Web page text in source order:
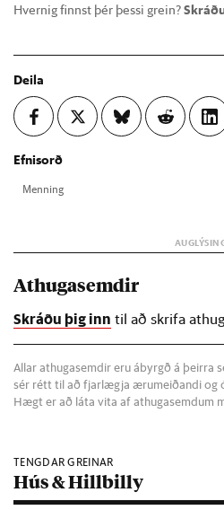
Hvernig finnst þér þessi grein?
Deila
Efnisorð
Menn­ing
Athugasemdir
Skráðu þig inn til að skrifa
Allar athugasemdir eru ábyrgð á þeirra
sér rétt til að fjarlægja ærumeiðandi og
Hægt er að láta vita af athugasemdum
TENGDAR GREINAR
Hús & Hillbilly